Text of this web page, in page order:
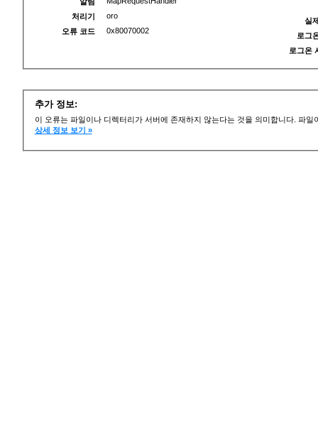
처리기
oro
오류 코드
0x80070002
실
로그
로그온
추가 정보:
이 오류는 파일이나 디렉터리가 서버에 존재하지 않는다는 것을 의미합니다. 파
상세 정보 보기 »